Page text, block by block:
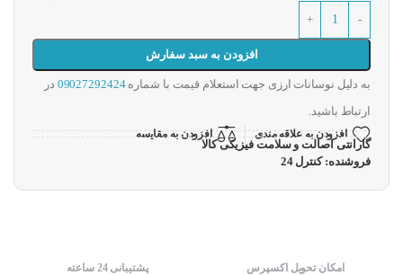
افزودن به سبد سفارش
به دلیل نوسانات ارزی جهت استعلام قیمت با شماره09027292424 در
ارتباط باشید.
افزودن به علاقه مندی افزودن به مقایسه
گارانتی اصالت و سلامت فیزیکی کالا
فروشنده: کنترل 24
امکان تحویل اکسپرس پشتیبانی 24 ساعته